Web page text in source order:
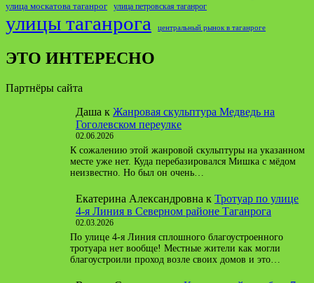
улица москатова таганрог улица петровская таганрог
улицы таганрога центральный рынок в таганроге
ЭТО ИНТЕРЕСНО
Партнёры сайта
Даша к Жанровая скульптура Медведь на
Гоголевском переулке
02.06.2026
К сожалению этой жанровой скульптуры на указанном
месте уже нет. Куда перебазировался Мишка с мёдом
неизвестно. Но был он очень…
Екатерина Александровна к Тротуар по улице
4-я Линия в Северном районе Таганрога
02.03.2026
По улице 4-я Линия сплошного благоустроенного
тротуара нет вообще! Местные жители как могли
благоустроили проход возле своих домов и это…